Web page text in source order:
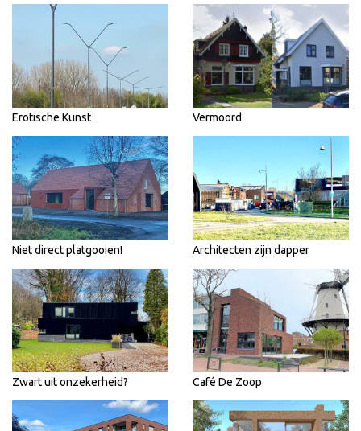
Erotische Kunst Vermoord
Niet direct platgooien! Architecten zijn dapper
Zwart uit onzekerheid? Café De Zoop